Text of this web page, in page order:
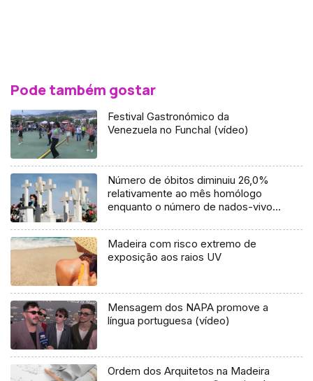
Pode também gostar
Festival Gastronómico da
Venezuela no Funchal (vídeo)
Número de óbitos diminuiu 26,0%
relativamente ao mês homólogo
enquanto o número de nados-vivos
Madeira com risco extremo de
exposição aos raios UV
Mensagem dos NAPA promove a
língua portuguesa (vídeo)
Ordem dos Arquitetos na Madeira